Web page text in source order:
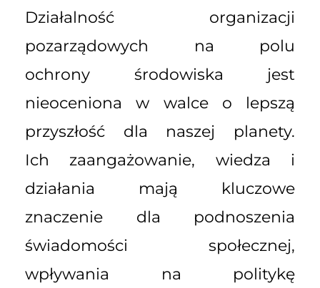
Działalność organizacji
pozarządowych na polu
ochrony środowiska jest
nieoceniona w walce o lepszą
przyszłość dla naszej planety.
Ich zaangażowanie, wiedza i
działania mają kluczowe
znaczenie dla podnoszenia
świadomości społecznej,
wpływania na politykę